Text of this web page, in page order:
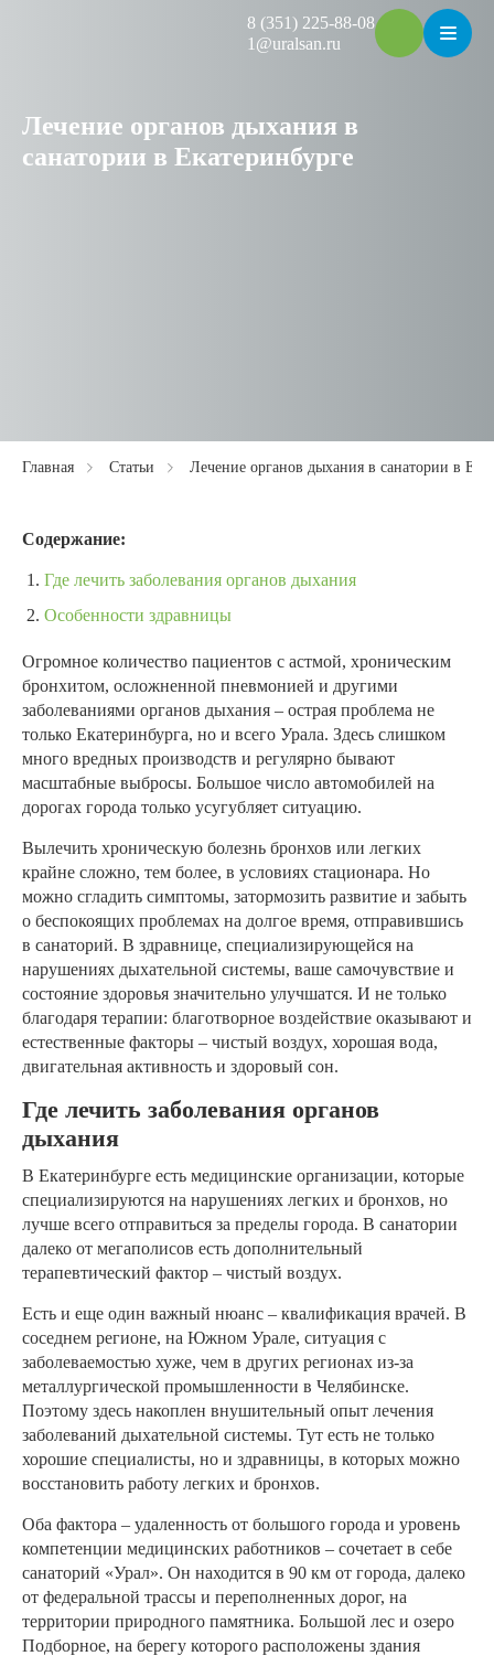
8 (351) 225-88-08
1@uralsan.ru
Лечение органов дыхания в
санатории в Екатеринбурге
Главная Статьи Лечение органов дыхания в санатории в
Содержание:
Где лечить заболевания органов дыхания
Особенности здравницы
Огромное количество пациентов с астмой, хроническим
бронхитом, осложненной пневмонией и другими
заболеваниями органов дыхания – острая проблема не
только Екатеринбурга, но и всего Урала. Здесь слишком
много вредных производств и регулярно бывают
масштабные выбросы. Большое число автомобилей на
дорогах города только усугубляет ситуацию.
Вылечить хроническую болезнь бронхов или легких
крайне сложно, тем более, в условиях стационара. Но
можно сгладить симптомы, затормозить развитие и забыть
о беспокоящих проблемах на долгое время, отправившись
в санаторий. В здравнице, специализирующейся на
нарушениях дыхательной системы, ваше самочувствие и
состояние здоровья значительно улучшатся. И не только
благодаря терапии: благотворное воздействие оказывают и
естественные факторы – чистый воздух, хорошая вода,
двигательная активность и здоровый сон.
Где лечить заболевания органов
дыхания
В Екатеринбурге есть медицинские организации, которые
специализируются на нарушениях легких и бронхов, но
лучше всего отправиться за пределы города. В санатории
далеко от мегаполисов есть дополнительный
терапевтический фактор – чистый воздух.
Есть и еще один важный нюанс – квалификация врачей. В
соседнем регионе, на Южном Урале, ситуация с
заболеваемостью хуже, чем в других регионах из-за
металлургической промышленности в Челябинске.
Поэтому здесь накоплен внушительный опыт лечения
заболеваний дыхательной системы. Тут есть не только
хорошие специалисты, но и здравницы, в которых можно
восстановить работу легких и бронхов.
Оба фактора – удаленность от большого города и уровень
компетенции медицинских работников – сочетает в себе
санаторий «Урал». Он находится в 90 км от города, далеко
от федеральной трассы и переполненных дорог, на
территории природного памятника. Большой лес и озеро
Подборное, на берегу которого расположены здания